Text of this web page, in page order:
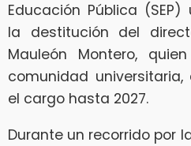
Educación Pública
la destitución del
Mauleón Montero,
comunidad
el cargo hasta 2027.
Durante un recorrido por